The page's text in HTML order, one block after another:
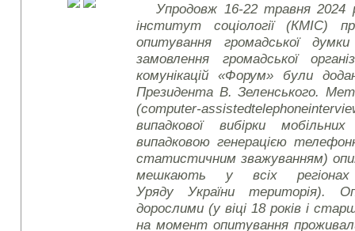
Упродовж 16-22 травня 2024
інститут соціології (КМІС)
опитування громадської
замовлення громадської
комунікацій «Форум» були
Президента В. Зеленського.
(computer-assistedtelephone
випадкової вибірки
випадковою генерацією
статистичним зважуванням)
мешкають у всіх регіонах
Уряду України територія).
дорослими (у віці 18 років і
на момент опитування